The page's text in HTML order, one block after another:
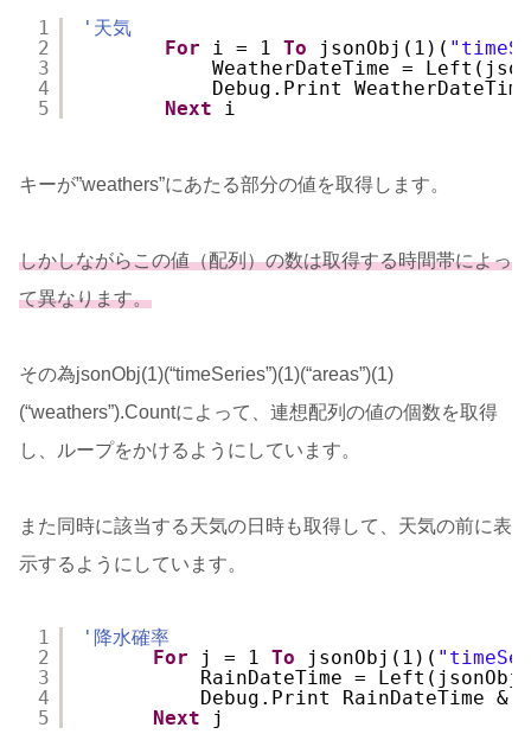
1
2
3
4
5
'天気
For
i = 1 To jsonObj(1)(
WeatherDateTime =
Debug.Print
Next
i
キーが”weathers”にあたる部分の値を取得します。
しかしながらこの値（配列）の数は取得する時間帯によっ
て異なります。
その為jsonObj(1)(“timeSeries”)(1)(“areas”)(1)
(“weathers”).Countによって、連想配列の値の個数を取得
し、ループをかけるようにしています。
また同時に該当する天気の日時も取得して、天気の前に表
示するようにしています。
1
2
3
4
5
'降水確率
For
j = 1 To jsonObj(1)(
RainDateTime =
Debug.Print RainDateTime &
Next
j